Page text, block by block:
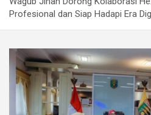
Profesional dan Siap Hadapi Era